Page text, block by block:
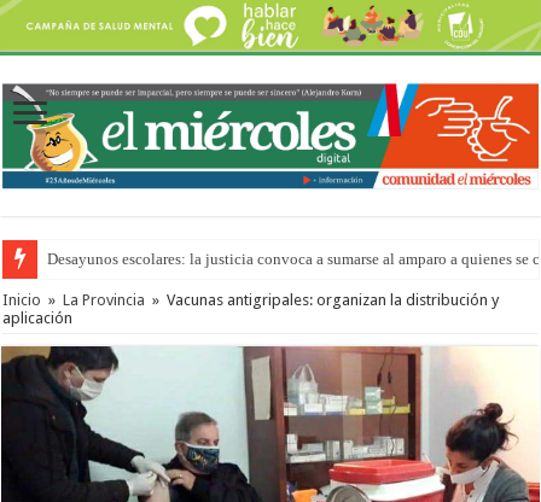
Desayunos escolares: la justicia convoca a sumarse al amparo a quienes se
Inicio » La Provincia » Vacunas antigripales: organizan la distribución y
aplicación